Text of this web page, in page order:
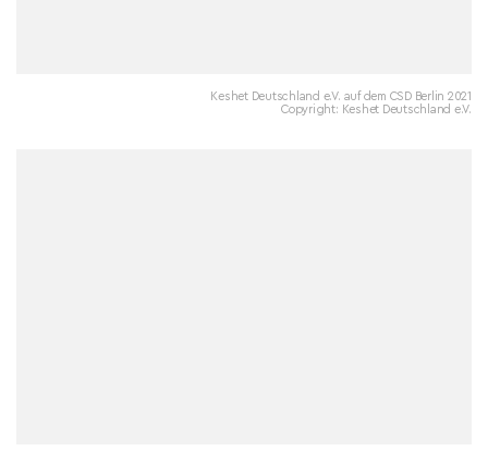
Keshet Deutschland e.V. auf dem CSD Berlin 2021
Copyright: Keshet Deutschland e.V.